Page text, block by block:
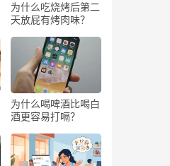
为什么吃烧烤后第二
天放屁有烤肉味？
为什么喝啤酒比喝白
酒更容易打嗝？